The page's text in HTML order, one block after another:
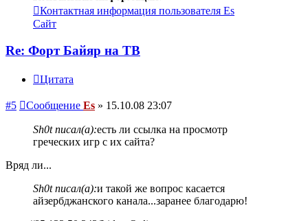
Контактная информация пользователя Es
Сайт
Re: Форт Байяр на ТВ
Цитата
#5 Сообщение Es » 15.10.08 23:07
Sh0t писал(а):есть ли ссылка на просмотр
греческих игр с их сайта?
Вряд ли...
Sh0t писал(а):и такой же вопрос касается
айзербджанского канала...заранее благодарю!